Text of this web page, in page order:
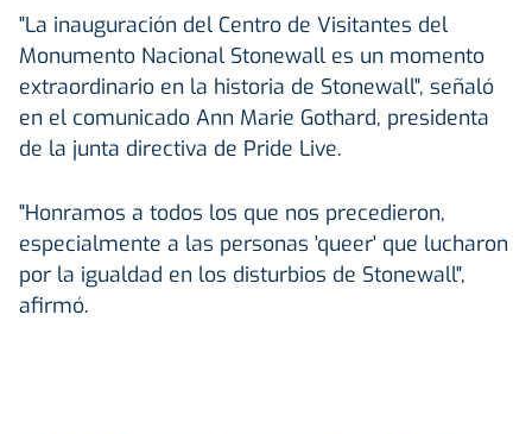
"La inauguración del Centro de Visitantes del
Monumento Nacional Stonewall es un momento
extraordinario en la historia de Stonewall", señaló
en el comunicado Ann Marie Gothard, presidenta
de la junta directiva de Pride Live.
"Honramos a todos los que nos precedieron,
especialmente a las personas 'queer' que lucharon
por la igualdad en los disturbios de Stonewall",
afirmó.